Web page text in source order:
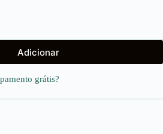
Adicionar
grátis?